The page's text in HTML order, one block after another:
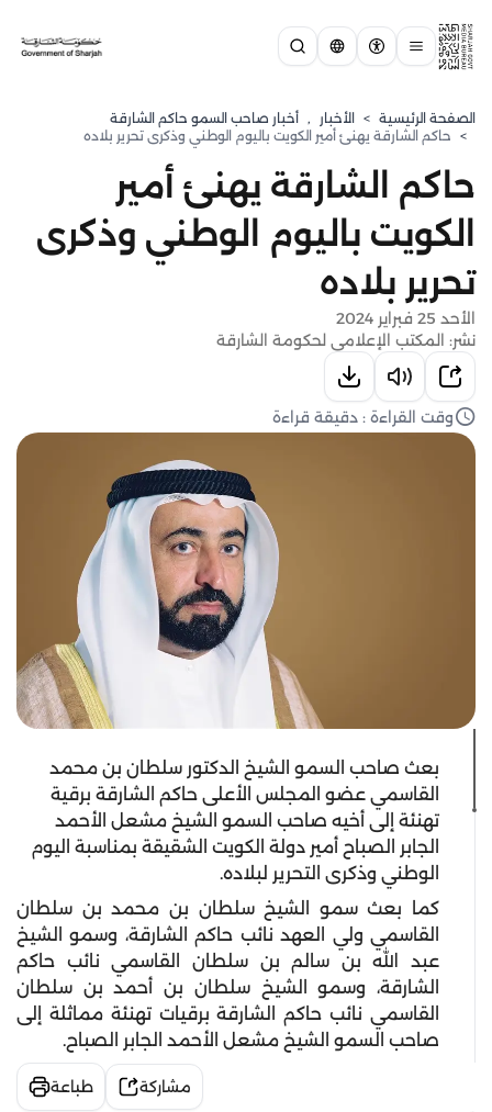
الصفحة الرئيسية > الأخبار , أخبار صاحب السمو حاكم الشارقة
> حاكم الشارقة يهنئ أمير الكويت باليوم الوطني وذكرى تحرير بلاده
حاكم الشارقة يهنئ أمير
الكويت باليوم الوطني وذكرى
تحرير بلاده
الأحد 25 فبراير 2024
نشر: المكتب الإعلامي لحكومة الشارقة
وقت القراءة : دقيقة قراءة
بعث صاحب السمو الشيخ الدكتور سلطان بن محمد
القاسمي عضو المجلس الأعلى حاكم الشارقة برقية
تهنئة إلى أخيه صاحب السمو الشيخ مشعل الأحمد
الجابر الصباح أمير دولة الكويت الشقيقة بمناسبة اليوم
الوطني وذكرى التحرير لبلاده.
كما بعث سمو الشيخ سلطان بن محمد بن سلطان
القاسمي ولي العهد نائب حاكم الشارقة، وسمو الشيخ
عبد الله بن سالم بن سلطان القاسمي نائب حاكم
الشارقة، وسمو الشيخ سلطان بن أحمد بن سلطان
القاسمي نائب حاكم الشارقة برقيات تهنئة مماثلة إلى
صاحب السمو الشيخ مشعل الأحمد الجابر الصباح.
مشاركة طباعة